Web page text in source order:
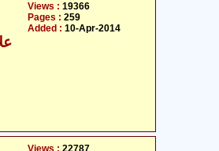
Views : 19366
Pages : 259
Added : 10-Apr-2014
Views : 22787